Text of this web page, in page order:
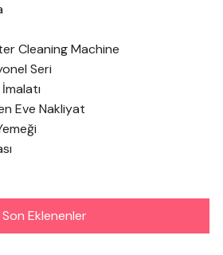
Cleaning Machine
Seri
Eve Nakliyat
Son Eklenenler